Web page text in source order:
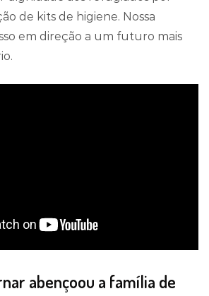
de kits de higiene. Nossa
em direção a um futuro mais
abençoou a família de